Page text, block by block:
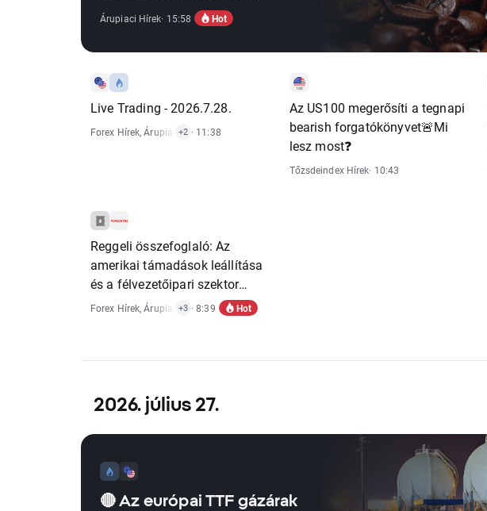
rekordtermés paradoxona
Árupiaci Hírek· 15:58 Hot
Live Trading - 2026.7.28.
Forex Hírek,Árupiaci Hírek,Tőzsdeindex Hírek
+2 · 11:38
Az US100 megerősíti a tegnapi
bearish forgatókönyvet🚨Mi
lesz most❓
Tőzsdeindex Hírek· 10:43
Reggeli összefoglaló: Az
amerikai támadások leállítása
és a félvezetőipari szektor
visszaesései kiegyensúlyozzák
Forex Hírek,Árupiaci Hírek,Gazdasági Riportok
+3 · 8:39 Hot
2026. július 27.
🔴 Az európai TTF gázárak